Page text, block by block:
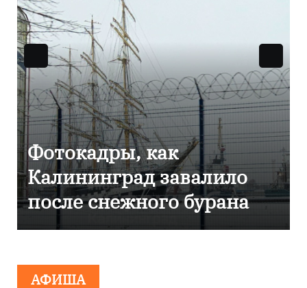
Фоторепортаж как в
Калининграде
эвакуировали ТЦ из-за
сообщения о
АФИША